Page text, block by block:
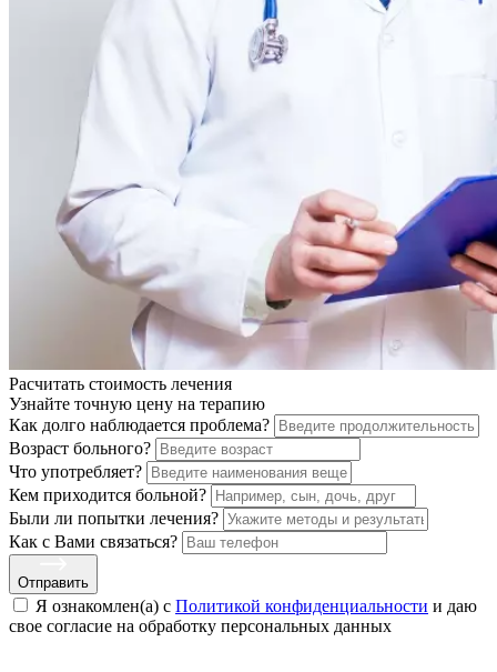
Расчитать стоимость лечения
Узнайте точную цену на терапию
Как долго наблюдается проблема?
Возраст больного?
Что употребляет?
Кем приходится больной?
Были ли попытки лечения?
Как с Вами связаться?
Отправить
Я ознакомлен(а) с Политикой конфиденциальности и даю
свое cогласие на обработку персональных данных